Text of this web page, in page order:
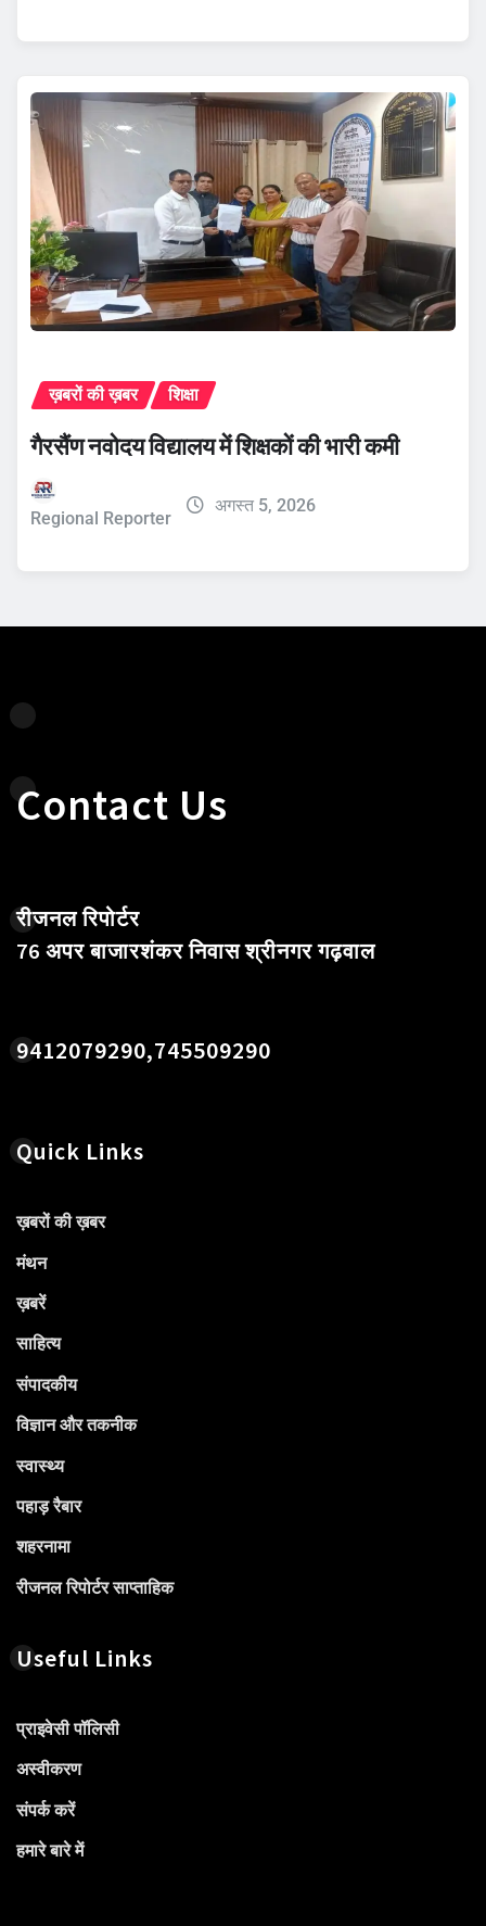
ख़बरों की ख़बर शिक्षा
गैरसैंण नवोदय विद्यालय में शिक्षकों की भारी कमी
Regional Reporter
अगस्त 5, 2026
Contact Us
रीजनल रिपोर्टर
76 अपर बाजारशंकर निवास श्रीनगर गढ़वाल
9412079290,745509290
Quick Links
ख़बरों की ख़बर
मंथन
ख़बरें
साहित्य
संपादकीय
विज्ञान और तकनीक
स्वास्थ्य
पहाड़ रैबार
शहरनामा
रीजनल रिपोर्टर साप्ताहिक
Useful Links
प्राइवेसी पॉलिसी
अस्वीकरण
संपर्क करें
हमारे बारे में